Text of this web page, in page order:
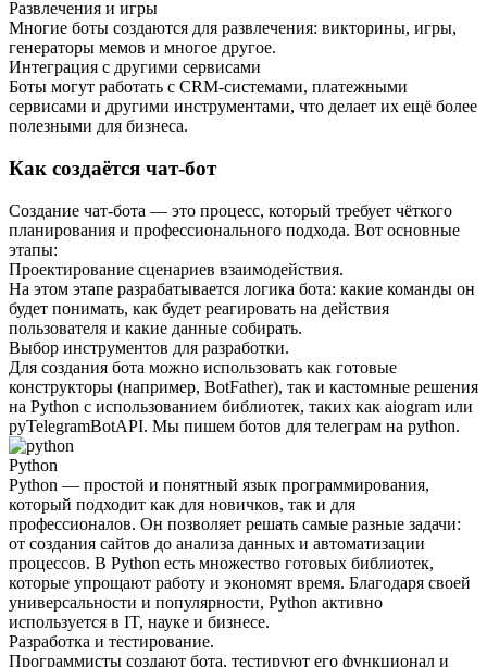
Развлечения и игры
Многие боты создаются для развлечения: викторины, игры,
генераторы мемов и многое другое.
Интеграция с другими сервисами
Боты могут работать с CRM-системами, платежными
сервисами и другими инструментами, что делает их ещё более
полезными для бизнеса.
Как создаётся чат-бот
Создание чат-бота — это процесс, который требует чёткого
планирования и профессионального подхода. Вот основные
этапы:
Проектирование сценариев взаимодействия.
На этом этапе разрабатывается логика бота: какие команды он
будет понимать, как будет реагировать на действия
пользователя и какие данные собирать.
Выбор инструментов для разработки.
Для создания бота можно использовать как готовые
конструкторы (например, BotFather), так и кастомные решения
на Python с использованием библиотек, таких как aiogram или
pyTelegramBotAPI. Мы пишем ботов для телеграм на python.
Python
Python — простой и понятный язык программирования,
который подходит как для новичков, так и для
профессионалов. Он позволяет решать самые разные задачи:
от создания сайтов до анализа данных и автоматизации
процессов. В Python есть множество готовых библиотек,
которые упрощают работу и экономят время. Благодаря своей
универсальности и популярности, Python активно
используется в IT, науке и бизнесе.
Разработка и тестирование.
Программисты создают бота, тестируют его функционал и